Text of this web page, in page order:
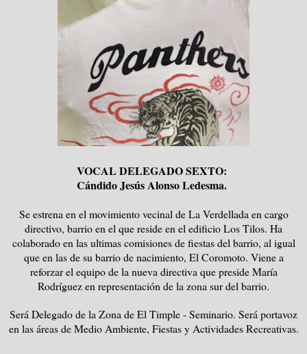
VOCAL DELEGADO SEXTO:
Cándido Jesús Alonso Ledesma.
Se estrena en el movimiento vecinal de La Verdellada en cargo
directivo, barrio en el que reside en el edificio Los Tilos. Ha
colaborado en las ultimas comisiones de fiestas del barrio, al igual
que en las de su barrio de nacimiento, El Coromoto. Viene a
reforzar el equipo de la nueva directiva que preside María
Rodríguez en representación de la zona sur del barrio.
Será Delegado de la Zona de El Timple - Seminario. Será portavoz
en las áreas de Medio Ambiente, Fiestas y Actividades Recreativas.